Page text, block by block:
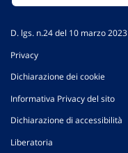
D. lgs. n.24 del 10 marzo 2023
Privacy
Dichiarazione dei cookie
Informativa Privacy del sito
Dichiarazione di accessibilità
Liberatoria